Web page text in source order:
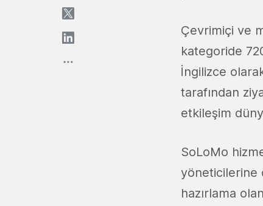
Çevrimiçi ve
kategoride
İngilizce
tarafından
etkileşim
SoLoMo
yöneticilerine
hazırlama